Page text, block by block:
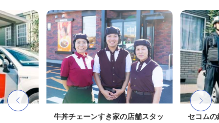
牛丼チェーンすき家の店舗スタッ
セコムの